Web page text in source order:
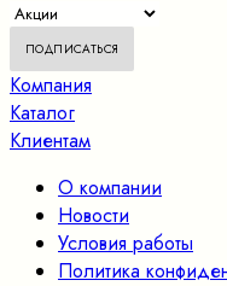
Компания
Каталог
Клиентам
О компании
Новости
Условия работы
Политика